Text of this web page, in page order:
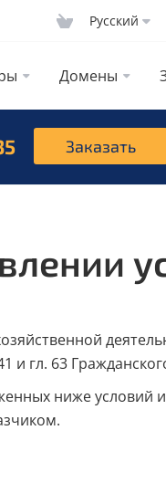
Русcкий
Домены
Заказать
и гл. 63
ниже условий